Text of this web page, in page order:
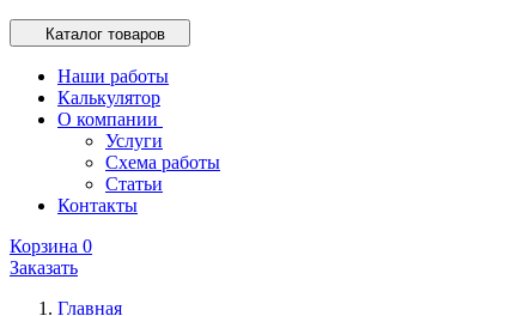
Каталог товаров
Наши работы
Калькулятор
О компании
Услуги
Схема работы
Статьи
Контакты
Корзина 0
Заказать
Главная